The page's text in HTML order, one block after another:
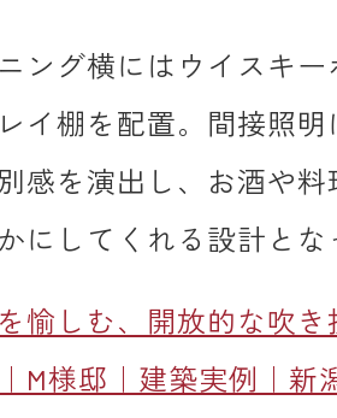
ング横にはウイスキ
イ棚を配置。間接照
感を演出し、お酒や
にしてくれる設計と
愉しむ、開放的な吹
M様邸｜建築実例｜新